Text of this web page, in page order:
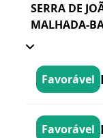
SERRA DE
MALHADA-
Favorável
Favorável